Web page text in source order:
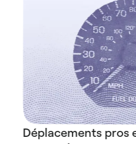
Déplacements pros